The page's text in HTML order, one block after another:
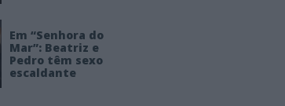
Em “Senhora do
Mar”: Beatriz e
Pedro têm sexo
escaldante